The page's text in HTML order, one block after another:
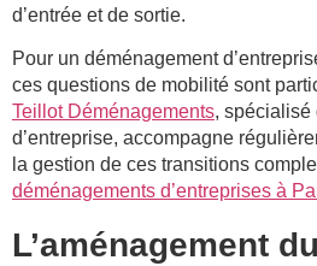
d’entrée et de sortie.
Pour un déménagement
ces questions de mobilité sont
Teillot Déménagements, spécialisé
d’entreprise, accompagne
la gestion de ces transitions
déménagements d’entreprises à
L’aménagement